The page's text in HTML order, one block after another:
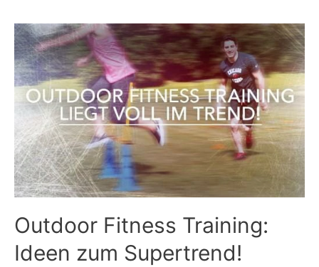
Outdoor Fitness Training:
Ideen zum Supertrend!